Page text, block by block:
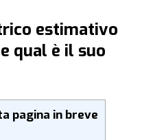
estimativo
qual è il suo
pagina in breve